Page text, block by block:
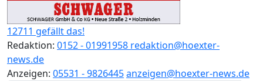
12711 gefällt das!
Redaktion: 0152 - 01991958 redaktion@hoexter-
news.de
Anzeigen: 05531 - 9826445anzeigen@hoexter-news.de